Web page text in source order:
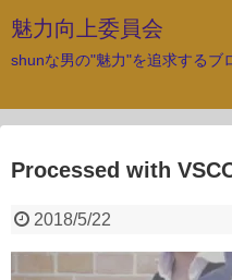
魅力向上委員会
shunな男の"魅力"を追求するブ
Processed with
2018/5/22